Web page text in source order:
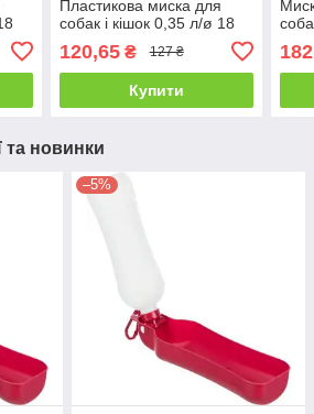
Пластикова миска для
собак і кішок 0,35 л/ø 18
120,65₴ 127 ₴
Купити
та новинки
–5%